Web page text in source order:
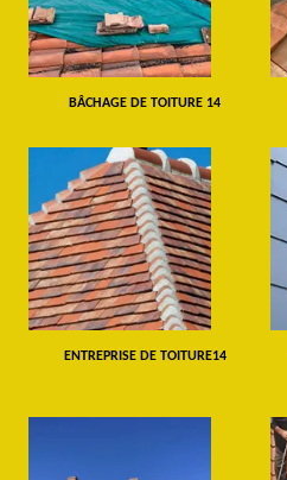
BÂCHAGE DE TOITURE 14
ENTREPRISE DE TOITURE14